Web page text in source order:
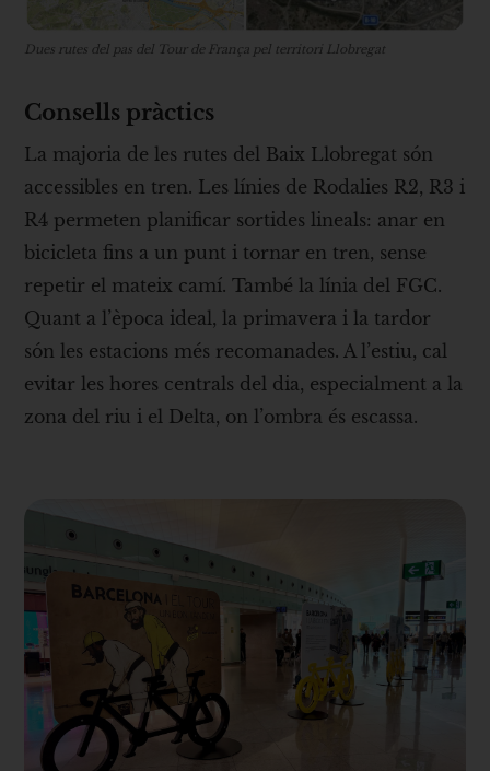
Dues rutes del pas del Tour de França pel territori Llobregat
Consells pràctics
La majoria de les rutes del Baix Llobregat són
accessibles en tren. Les línies de Rodalies R2, R3 i
R4 permeten planificar sortides lineals: anar en
bicicleta fins a un punt i tornar en tren, sense
repetir el mateix camí. També la línia del FGC.
Quant a l’època ideal, la primavera i la tardor
són les estacions més recomanades. A l’estiu, cal
evitar les hores centrals del dia, especialment a la
zona del riu i el Delta, on l’ombra és escassa.